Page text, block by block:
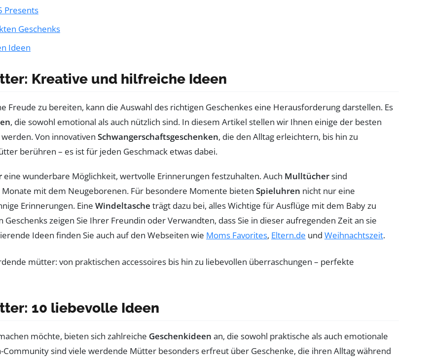
Presents
Geschenks
Ideen
Kreative und hilfreiche Ideen
Freude zu bereiten, kann die Auswahl des richtigen Geschenkes eine Herausforderung darstellen. Es
, die sowohl emotional als auch nützlich sind. In diesem Artikel stellen wir Ihnen einige der besten
Von innovativen Schwangerschaftsgeschenken, die den Alltag erleichtern, bis hin zu
berühren – es ist für jeden Geschmack etwas dabei.
eine wunderbare Möglichkeit, wertvolle Erinnerungen festzuhalten. Auch Mulltüchersind
mit dem Neugeborenen. Für besondere Momente bieten Spieluhren nicht nur eine
Erinnerungen. Eine Windeltasche trägt dazu bei, alles Wichtige für Ausflüge mit dem Baby zu
zeigen Sie Ihrer Freundin oder Verwandten, dass Sie in dieser aufregenden Zeit an sie
Ideen finden Sie auch auf den Webseiten wie Moms Favorites, Eltern.de und Weihnachtszeit.
10 liebevolle Ideen
möchte, bieten sich zahlreiche Geschenkideen an, die sowohl praktische als auch emotionale
sind viele werdende Mütter besonders erfreut über Geschenke, die ihren Alltag während